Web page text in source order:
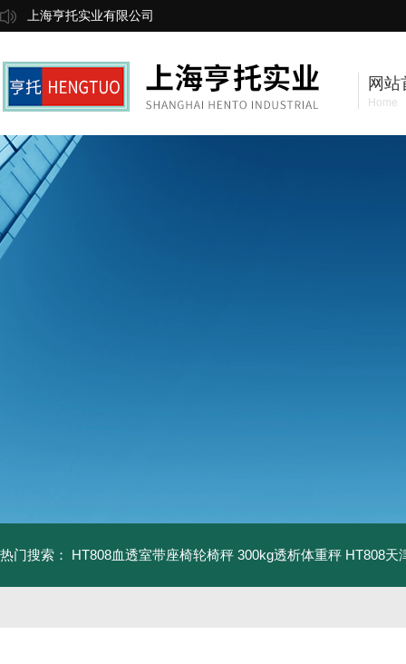
上海亨托实业有限公司
网站
Home
热门搜索： HT808血透室带座椅轮椅秤 300kg透析体重秤 HT808天